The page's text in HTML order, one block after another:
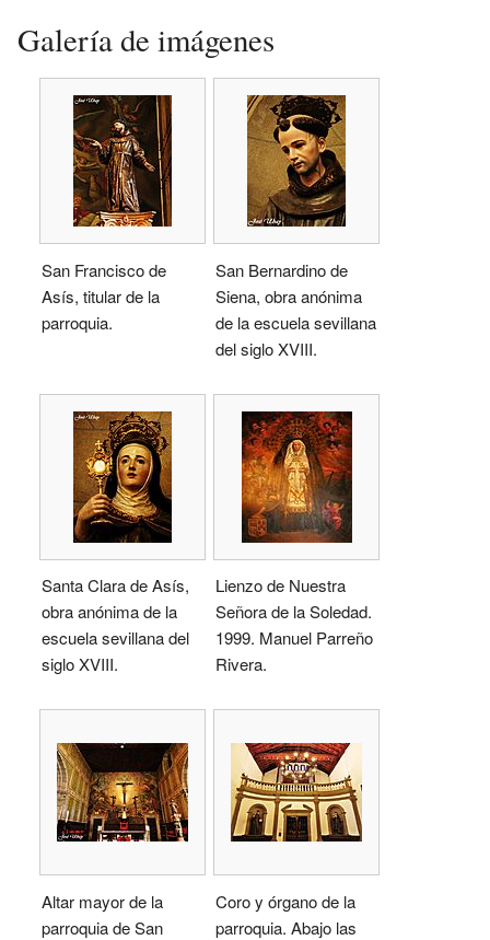
Galería de imágenes
San Francisco de
Asís, titular de la
parroquia.
San Bernardino de
Siena, obra anónima
de la escuela sevillana
del siglo XVIII.
Santa Clara de Asís,
obra anónima de la
escuela sevillana del
siglo XVIII.
Lienzo de Nuestra
Señora de la Soledad.
1999. Manuel Parreño
Rivera.
Altar mayor de la
parroquia de San
Coro y órgano de la
parroquia. Abajo las